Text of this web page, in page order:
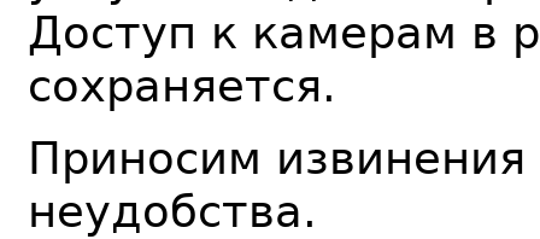
Доступ к камерам в
сохраняется.
Приносим
неудобства.